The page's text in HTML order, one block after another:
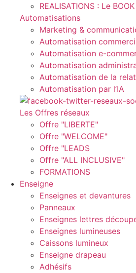
REALISATIONS : Le
Automatisations
Marketing &
Automatisation
Automatisation e-
Automatisation
Automatisation de la
Automatisation par l’IA
Les Offres réseaux
Offre "LIBERTE"
Offre "WELCOME"
Offre "LEADS
Offre "ALL INCLUSIVE"
FORMATIONS
Enseigne
Enseignes et devantures
Panneaux
Enseignes lettres
Enseignes lumineuses
Caissons lumineux
Enseigne drapeau
Adhésifs